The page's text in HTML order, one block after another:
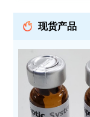
现货产品